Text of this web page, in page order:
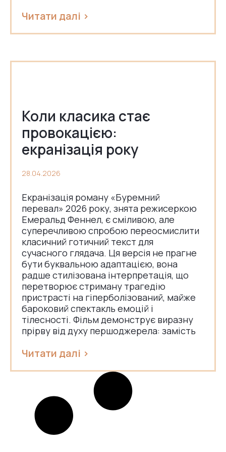
Читати далі >
Коли класика стає
провокацією:
екранізація року
28.04.2026
Екранізація роману «Буремний
перевал» 2026 року, знята режисеркою
Емеральд Феннел, є сміливою, але
суперечливою спробою переосмислити
класичний готичний текст для
сучасного глядача. Ця версія не прагне
бути буквальною адаптацією, вона
радше стилізована інтерпретація, що
перетворює стриману трагедію
пристрасті на гіперболізований, майже
бароковий спектакль емоцій і
тілесності. Фільм демонструє виразну
прірву від духу першоджерела: замість
Читати далі >